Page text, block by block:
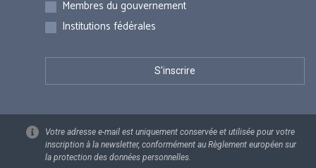
Membres du gouvernement
Institutions fédérales
Votre adresse e-mail est uniquement conservée et utilisée pour votre
inscription à la newsletter, conformément au Règlement européen sur
la protection des données personnelles.